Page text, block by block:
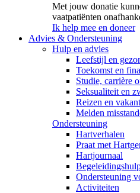
Met jouw donatie
vaatpatiënten
Ik help mee en doneer
Advies & Ondersteuning
Hulp en advies
Leefstijl en
Toekomst en
Studie, carrière
Seksualiteit en
Reizen en
Melden
Ondersteuning
Hartverhalen
Praat met
Hartjournaal
Ondersteuning
Activiteiten